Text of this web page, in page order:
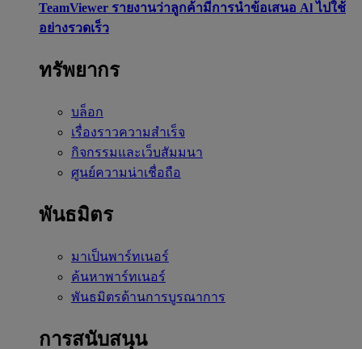
TeamViewer รายงานว่าลูกค้ามีการนำข้อเสนอ Al ไปใช้
อย่างรวดเร็ว
ทรัพยากร
บล็อก
เรื่องราวความสำเร็จ
กิจกรรมและเว็บสัมมนา
ศูนย์ความน่าเชื่อถือ
พันธมิตร
มาเป็นพาร์ทเนอร์
ค้นหาพาร์ทเนอร์
พันธมิตรด้านการบูรณาการ
การสนับสนุน